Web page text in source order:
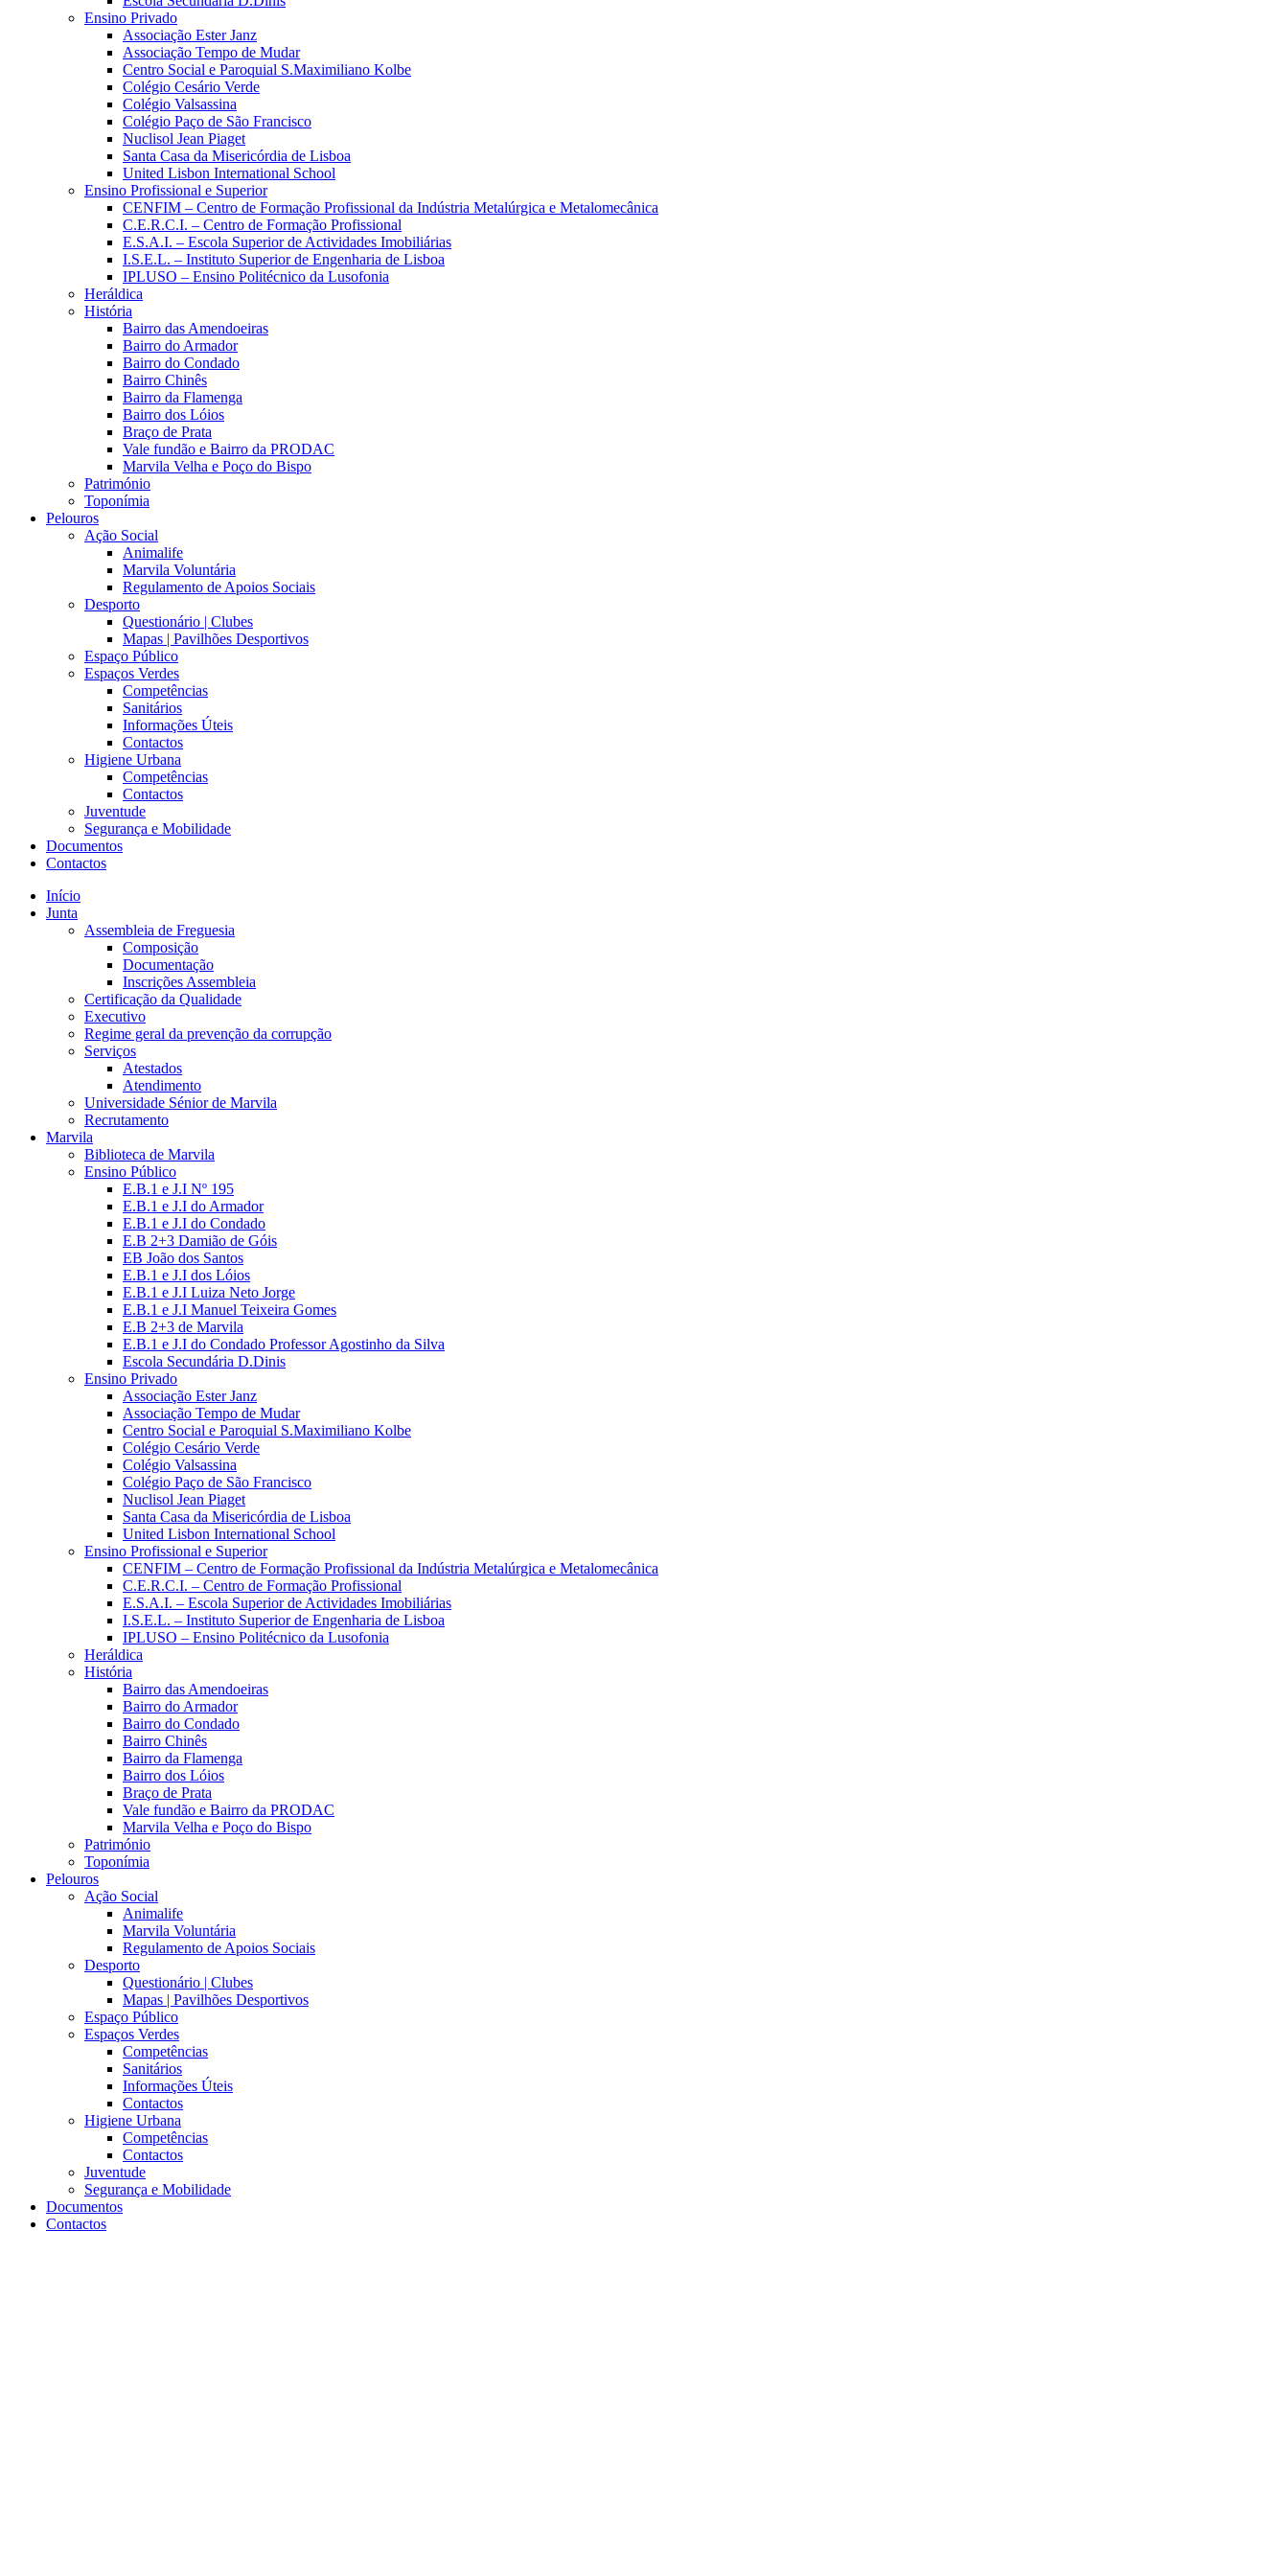
Ensino Privado
Associação Ester Janz
Associação Tempo de Mudar
Centro Social e Paroquial S.Maximiliano Kolbe
Colégio Cesário Verde
Colégio Valsassina
Colégio Paço de São Francisco
Nuclisol Jean Piaget
Santa Casa da Misericórdia de Lisboa
United Lisbon International School
Ensino Profissional e Superior
CENFIM – Centro de Formação Profissional da Indústria Metalúrgica e Metalomecânica
C.E.R.C.I. – Centro de Formação Profissional
E.S.A.I. – Escola Superior de Actividades Imobiliárias
I.S.E.L. – Instituto Superior de Engenharia de Lisboa
IPLUSO – Ensino Politécnico da Lusofonia
Heráldica
História
Bairro das Amendoeiras
Bairro do Armador
Bairro do Condado
Bairro Chinês
Bairro da Flamenga
Bairro dos Lóios
Braço de Prata
Vale fundão e Bairro da PRODAC
Marvila Velha e Poço do Bispo
Património
Toponímia
Pelouros
Ação Social
Animalife
Marvila Voluntária
Regulamento de Apoios Sociais
Desporto
Questionário | Clubes
Mapas | Pavilhões Desportivos
Espaço Público
Espaços Verdes
Competências
Sanitários
Informações Úteis
Contactos
Higiene Urbana
Competências
Contactos
Juventude
Segurança e Mobilidade
Documentos
Contactos
Início
Junta
Assembleia de Freguesia
Composição
Documentação
Inscrições Assembleia
Certificação da Qualidade
Executivo
Regime geral da prevenção da corrupção
Serviços
Atestados
Atendimento
Universidade Sénior de Marvila
Recrutamento
Marvila
Biblioteca de Marvila
Ensino Público
E.B.1 e J.I Nº 195
E.B.1 e J.I do Armador
E.B.1 e J.I do Condado
E.B 2+3 Damião de Góis
EB João dos Santos
E.B.1 e J.I dos Lóios
E.B.1 e J.I Luiza Neto Jorge
E.B.1 e J.I Manuel Teixeira Gomes
E.B 2+3 de Marvila
E.B.1 e J.I do Condado Professor Agostinho da Silva
Escola Secundária D.Dinis
Ensino Privado
Associação Ester Janz
Associação Tempo de Mudar
Centro Social e Paroquial S.Maximiliano Kolbe
Colégio Cesário Verde
Colégio Valsassina
Colégio Paço de São Francisco
Nuclisol Jean Piaget
Santa Casa da Misericórdia de Lisboa
United Lisbon International School
Ensino Profissional e Superior
CENFIM – Centro de Formação Profissional da Indústria Metalúrgica e Metalomecânica
C.E.R.C.I. – Centro de Formação Profissional
E.S.A.I. – Escola Superior de Actividades Imobiliárias
I.S.E.L. – Instituto Superior de Engenharia de Lisboa
IPLUSO – Ensino Politécnico da Lusofonia
Heráldica
História
Bairro das Amendoeiras
Bairro do Armador
Bairro do Condado
Bairro Chinês
Bairro da Flamenga
Bairro dos Lóios
Braço de Prata
Vale fundão e Bairro da PRODAC
Marvila Velha e Poço do Bispo
Património
Toponímia
Pelouros
Ação Social
Animalife
Marvila Voluntária
Regulamento de Apoios Sociais
Desporto
Questionário | Clubes
Mapas | Pavilhões Desportivos
Espaço Público
Espaços Verdes
Competências
Sanitários
Informações Úteis
Contactos
Higiene Urbana
Competências
Contactos
Juventude
Segurança e Mobilidade
Documentos
Contactos